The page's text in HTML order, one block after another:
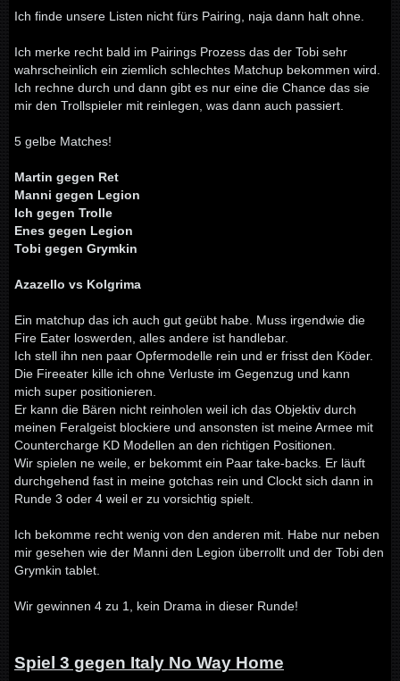
Ich finde unsere Listen nicht fürs Pairing, naja dann halt ohne.
Ich merke recht bald im Pairings Prozess das der Tobi sehr
wahrscheinlich ein ziemlich schlechtes Matchup bekommen wird.
Ich rechne durch und dann gibt es nur eine die Chance das sie
mir den Trollspieler mit reinlegen, was dann auch passiert.
5 gelbe Matches!
Martin gegen Ret
Manni gegen Legion
Ich gegen Trolle
Enes gegen Legion
Tobi gegen Grymkin
Azazello vs Kolgrima
Ein matchup das ich auch gut geübt habe. Muss irgendwie die
Fire Eater loswerden, alles andere ist handlebar.
Ich stell ihn nen paar Opfermodelle rein und er frisst den Köder.
Die Fireeater kille ich ohne Verluste im Gegenzug und kann
mich super positionieren.
Er kann die Bären nicht reinholen weil ich das Objektiv durch
meinen Feralgeist blockiere und ansonsten ist meine Armee mit
Countercharge KD Modellen an den richtigen Positionen.
Wir spielen ne weile, er bekommt ein Paar take-backs. Er läuft
durchgehend fast in meine gotchas rein und Clockt sich dann in
Runde 3 oder 4 weil er zu vorsichtig spielt.
Ich bekomme recht wenig von den anderen mit. Habe nur neben
mir gesehen wie der Manni den Legion überrollt und der Tobi den
Grymkin tablet.
Wir gewinnen 4 zu 1, kein Drama in dieser Runde!
Spiel 3 gegen Italy No Way Home